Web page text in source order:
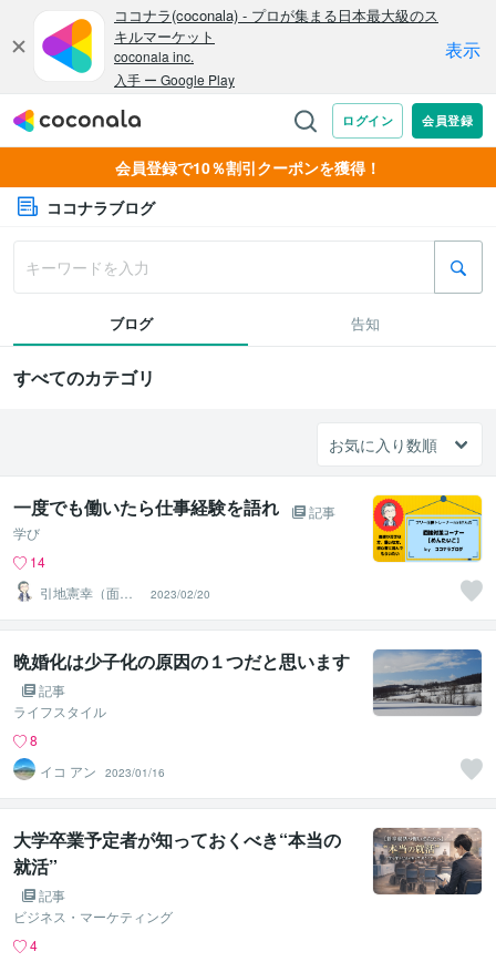
会員登録で10％割引クーポンを獲得！
ココナラブログ
ブログ 告知
すべてのカテゴリ
一度でも働いたら仕事経験を語れ
記事
学び
14
引地憲幸（面接
トレーナーnori
さん）
2023/02/20
晩婚化は少子化の原因の１つだと思います
記事
ライフスタイル
8
イコ アン
2023/01/16
大学卒業予定者が知っておくべき“本当の
就活”
記事
ビジネス・マーケティング
4